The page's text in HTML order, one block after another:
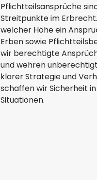
Pflichtteilsansprüche
Streitpunkte im
welcher Höhe ein
Erben sowie
wir berechtigte
und wehren
klarer Strategie und
schaffen wir Sicherheit
Situationen.